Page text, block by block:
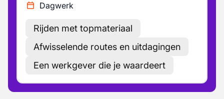
Dagwerk
Rijden met topmateriaal
Afwisselende routes en uitdagingen
Een werkgever die je waardeert